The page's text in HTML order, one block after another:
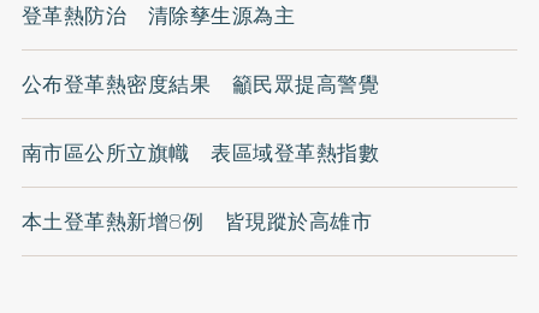
登革熱防治 清除孳生源為主
公布登革熱密度結果 籲民眾提高警覺
南市區公所立旗幟 表區域登革熱指數
本土登革熱新增8例 皆現蹤於高雄市